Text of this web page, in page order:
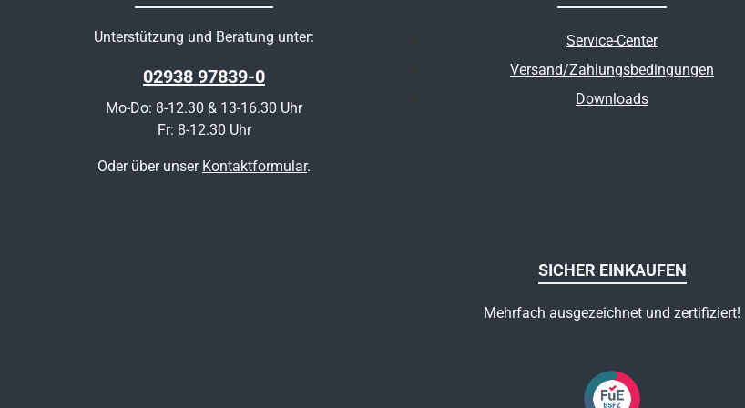
Unterstützung und Beratung unter:
02938 97839-0
Mo-Do: 8-12.30 & 13-16.30 Uhr
Fr: 8-12.30 Uhr
Oder über unser Kontaktformular.
Service-Center
Versand/Zahlungsbedingungen
Downloads
SICHER EINKAUFEN
Mehrfach ausgezeichnet und zertifiziert!